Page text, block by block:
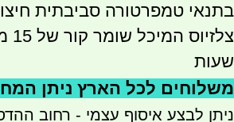
שעות
משלוחים לכל הארץ ניתן המחיר